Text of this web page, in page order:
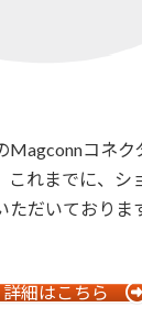
コネク
これまでに、シ
だいておりま
詳細はこちら